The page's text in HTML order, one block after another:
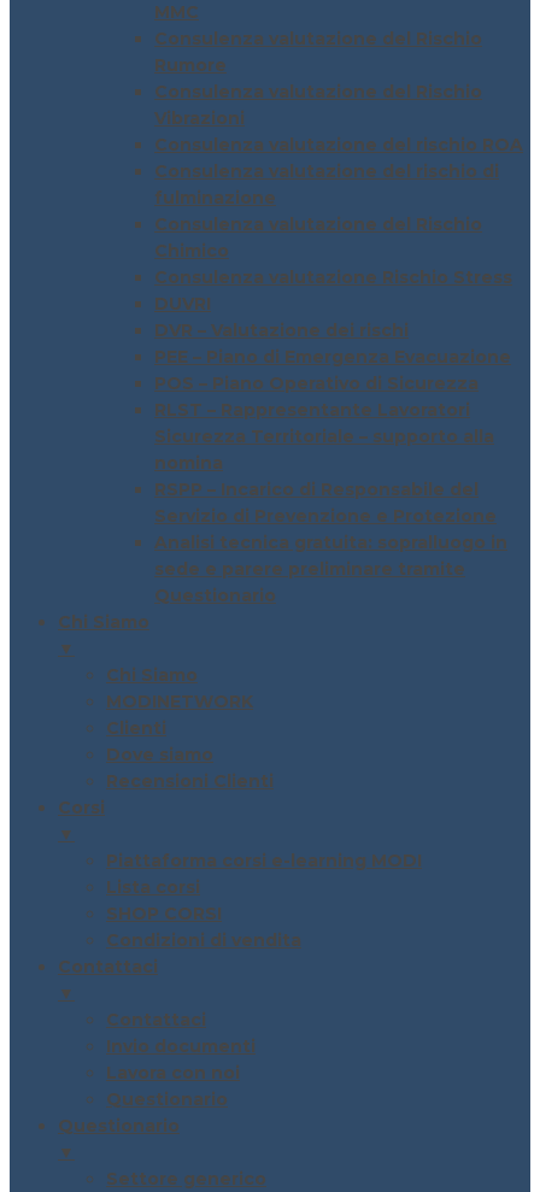
MMC
Consulenza valutazione del Rischio
Rumore
Consulenza valutazione del Rischio
Vibrazioni
Consulenza valutazione del rischio ROA
Consulenza valutazione del rischio di
fulminazione
Consulenza valutazione del Rischio
Chimico
Consulenza valutazione Rischio Stress
DUVRI
DVR – Valutazione dei rischi
PEE – Piano di Emergenza Evacuazione
POS – Piano Operativo di Sicurezza
RLST – Rappresentante Lavoratori
Sicurezza Territoriale – supporto alla
nomina
RSPP – Incarico di Responsabile del
Servizio di Prevenzione e Protezione
Analisi tecnica gratuita: sopralluogo in
sede e parere preliminare tramite
Questionario
Chi Siamo
▼
Chi Siamo
MODINETWORK
Clienti
Dove siamo
Recensioni Clienti
Corsi
▼
Piattaforma corsi e-learning MODI
Lista corsi
SHOP CORSI
Condizioni di vendita
Contattaci
▼
Contattaci
Invio documenti
Lavora con noi
Questionario
Questionario
▼
Settore generico